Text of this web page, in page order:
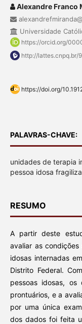
Alexandre Franco
Universidade
https://orcid.org/
http://lattes.cnpq.br/
https://doi.org/
PALAVRAS-CHAVE:
unidades de terapia
pessoa idosa
RESUMO
A partir deste
avaliar as
idosas internadas
Distrito Federal.
pessoas idosas, os
prontuários, e a
por uma única
dos dados foi feita